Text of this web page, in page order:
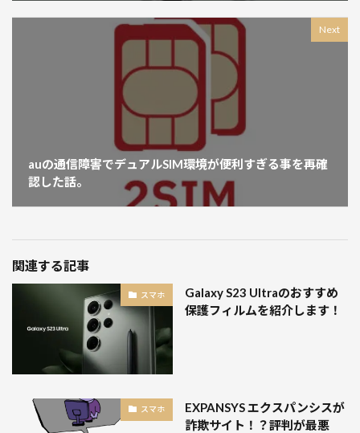
Next
auの通信障害でデュアルSIM環境が便利すぎる事を再確
認した話。
関連する記事
スマホ
Galaxy S23 Ultraのおすすめ
保護フィルムを紹介します！
スマホ
EXPANSYS エクスパンシスが
詐欺サイト！？評判が最悪